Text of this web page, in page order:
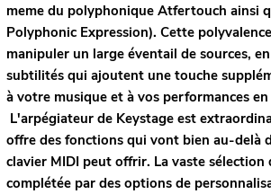
meme du polyphonique Atfertouch ainsi
Polyphonic Expression). Cette
manipuler un large éventail de sources,
subtilités qui ajoutent une touche
à votre musique et à vos performances
L'arpégiateur de Keystage est
offre des fonctions qui vont bien au-delà
clavier MIDI peut offrir. La vaste sélection
complétée par des options de